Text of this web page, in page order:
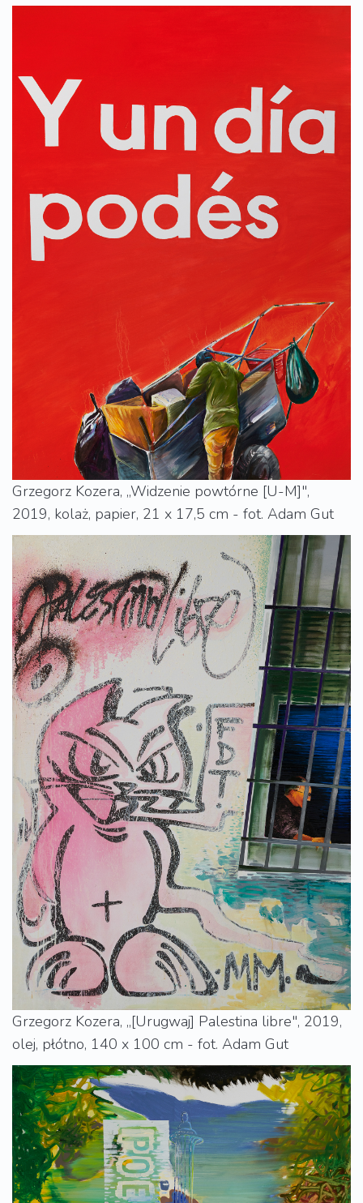
Grzegorz Kozera, „Widzenie powtórne [U-M]",
2019, kolaż, papier, 21 x 17,5 cm - fot. Adam Gut
Grzegorz Kozera, „[Urugwaj] Palestina libre", 2019,
olej, płótno, 140 x 100 cm - fot. Adam Gut